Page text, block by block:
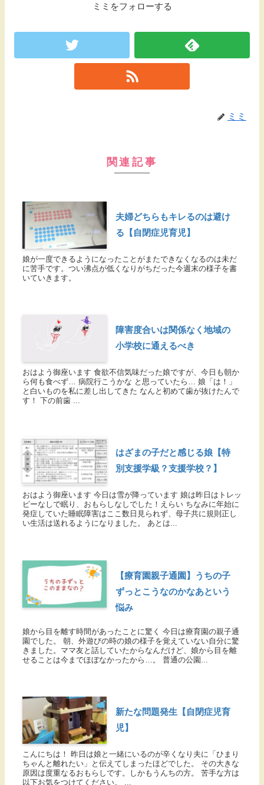
ミミをフォローする
ミミ
関連記事
夫婦どちらもキレるのは避け
る【自閉症児育児】
娘が一度できるようになったことがまたできなくなるのは未だ
に苦手です。つい沸点が低くなりがちだった今週末の様子を書
いていきます。
障害度合いは関係なく地域の
小学校に通えるべき
おはよう御座います 食欲不信気味だった娘ですが、今日も朝か
ら何も食べず… 病院行こうかな と思っていたら… 娘「は！」
と白いものを私に差し出してきた なんと初めて歯が抜けたんで
す！ 下の前歯 ...
はざまの子だと感じる娘【特
別支援学級？支援学校？】
おはよう御座います 今日は雪が降っています 娘は昨日はトレッ
ピーなしで眠り、おもらしなしでした！えらい ちなみに年始に
発症していた睡眠障害はここ数日見られず、母子共に規則正し
い生活は送れるようになりました。 あとは...
【療育園親子通園】うちの子
ずっとこうなのかなあという
悩み
娘から目を離す時間があったことに驚く 今日は療育園の親子通
園でした。 朝、外遊びの時の娘の様子を覚えていない自分に驚
きました。ママ友と話していたからなんだけど、娘から目を離
せることは今までほぼなかったから…。 普通の公園...
新たな問題発生【自閉症児育
児】
こんにちは！ 昨日は娘と一緒にいるのが辛くなり夫に「ひまり
ちゃんと離れたい」と伝えてしまったほどでした。 その大きな
原因は度重なるおもらしです。しかもうんちの方。 苦手な方は
以下お気をつけてください。 ...